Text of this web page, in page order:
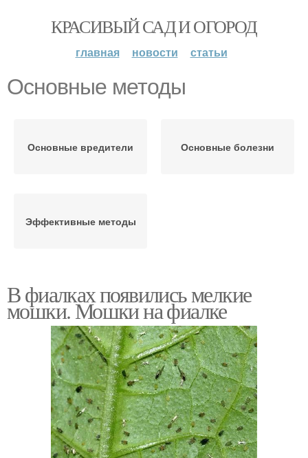
КРАСИВЫЙ САД И ОГОРОД
главная новости статьи
Основные методы
Основные вредители Основные болезни
Эффективные методы
В фиалках появились мелкие
мошки. Мошки на фиалке